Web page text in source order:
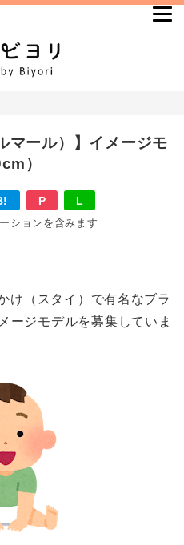
マール）】イメージモ
）
P L
ションを含みます
け（スタイ）で有名なブラ
ージモデルを募集していま